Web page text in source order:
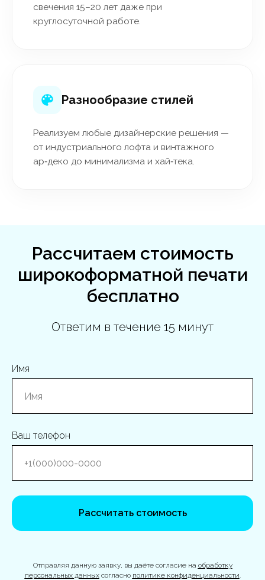
свечения 15–20 лет даже при
круглосуточной работе.
Разнообразие стилей
Реализуем любые дизайнерские решения —
от индустриального лофта и винтажного
ар‑деко до минимализма и хай‑тека.
Рассчитаем стоимость
широкоформатной печати
бесплатно
Ответим в течение 15 минут
Имя
Ваш телефон
Рассчитать стоимость
Отправляя данную заявку, вы даёте согласие на обработку
персональных данныхсогласно политике конфиденциальности